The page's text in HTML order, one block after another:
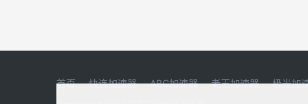
首页 快连加速器 ABC加速器 老王加速器 极光加